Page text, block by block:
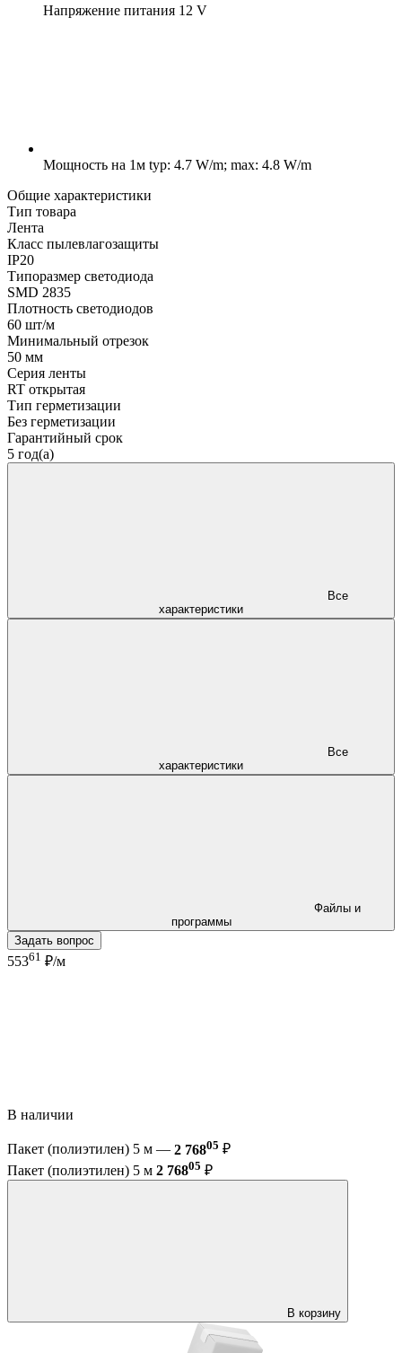
Напряжение питания 12 V
Мощность на 1м typ: 4.7 W/m; max: 4.8 W/m
Общие характеристики
Тип товара
Лента
Класс пылевлагозащиты
IP20
Типоразмер светодиода
SMD 2835
Плотность светодиодов
60 шт/м
Минимальный отрезок
50 мм
Серия ленты
RT открытая
Тип герметизации
Без герметизации
Гарантийный срок
5 год(а)
характеристики
характеристики
программы
Задать вопрос
55361 ₽/м
В наличии
Пакет (полиэтилен) 5 м — 2 76805 ₽
Пакет (полиэтилен) 5 м 2 76805 ₽
В корзину